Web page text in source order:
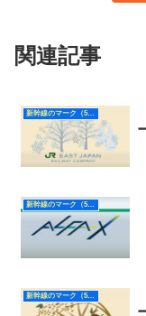
関連記事
新幹線のマーク（50Hz）
新幹線のマーク（50Hz）
新幹線のマーク（50Hz）